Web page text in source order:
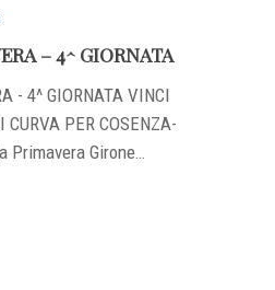
– 4^ GIORNATA
- 4^ GIORNATA VINCI
CURVA PER COSENZA-
Primavera Girone…